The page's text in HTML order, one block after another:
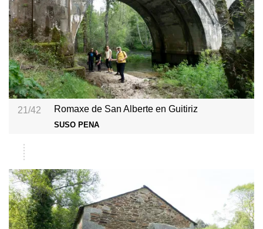
21/42 Romaxe de San Alberte en Guitiriz
SUSO PENA